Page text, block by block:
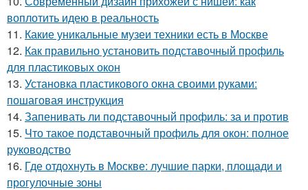
воплотить идею в реальность
11. Какие уникальные музеи техники есть в Москве
12. Как правильно установить подставочный профиль
для пластиковых окон
13. Установка пластикового окна своими руками:
пошаговая инструкция
14. Запенивать ли подставочный профиль: за и против
15. Что такое подставочный профиль для окон: полное
руководство
16. Где отдохнуть в Москве: лучшие парки, площади и
прогулочные зоны